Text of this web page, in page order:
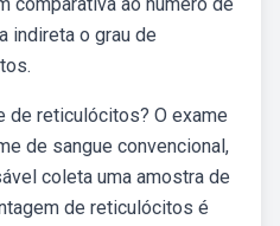
indireta o grau de
de reticulócitos? O exame
de sangue convencional,
coleta uma amostra de
de reticulócitos é